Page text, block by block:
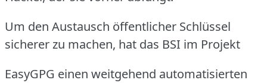
Um den Austausch öffentlicher Schlüssel
sicherer zu machen, hat das BSI im Projekt
EasyGPG einen weitgehend automatisierten